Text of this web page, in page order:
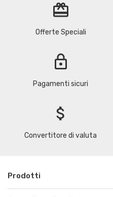
redeem
Offerte Speciali
lock
Pagamenti sicuri
attach_money
Convertitore di valuta
Prodotti